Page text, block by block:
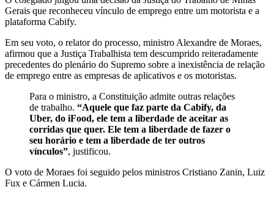
Gerais que reconheceu vínculo de emprego entre um motorista e a
plataforma Cabify.
Em seu voto, o relator do processo, ministro Alexandre de Moraes,
afirmou que a Justiça Trabalhista tem descumprido reiteradamente
precedentes do plenário do Supremo sobre a inexistência de relação
de emprego entre as empresas de aplicativos e os motoristas.
Para o ministro, a Constituição admite outras relações
de trabalho. “Aquele que faz parte da Cabify, da
Uber, do iFood, ele tem a liberdade de aceitar as
corridas que quer. Ele tem a liberdade de fazer o
seu horário e tem a liberdade de ter outros
vínculos”, justificou.
O voto de Moraes foi seguido pelos ministros Cristiano Zanin, Luiz
Fux e Cármen Lucia.